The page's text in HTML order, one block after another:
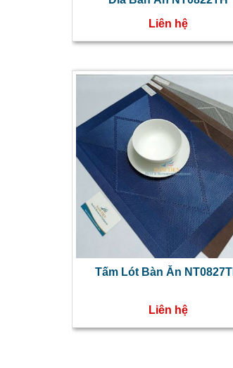
Liên hệ
Tấm Lót Bàn Ăn
Liên hệ